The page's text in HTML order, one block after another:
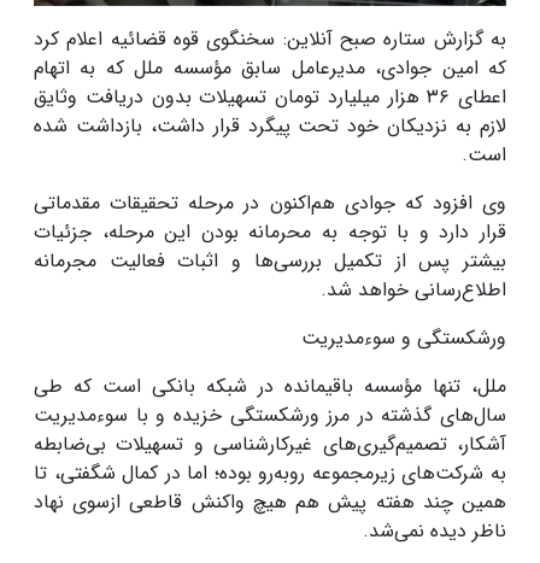
به گزارش ستاره صبح آنلاین: سخنگوی قوه قضائیه اعلام کرد
که امین جوادی، مدیرعامل سابق مؤسسه ملل که به اتهام
اعطای ۳۶ هزار میلیارد تومان تسهیلات بدون دریافت وثایق
لازم به نزدیکان خود تحت پیگرد قرار داشت، بازداشت شده
است.
وی افزود که جوادی هم‌اکنون در مرحله تحقیقات مقدماتی
قرار دارد و با توجه به محرمانه بودن این مرحله، جزئیات
بیشتر پس از تکمیل بررسی‌ها و اثبات فعالیت مجرمانه
اطلاع‌رسانی خواهد شد.
ورشکستگی و سوءمدیریت
ملل، تنها مؤسسه‌ باقیمانده در شبکه بانکی است که طی
سال‌های گذشته در مرز ورشکستگی خزیده و با سوءمدیریت
آشکار، تصمیم‌گیری‌های غیرکارشناسی و تسهیلات بی‌ضابطه
به شرکت‌های زیرمجموعه روبه‌رو بوده؛ اما در کمال شگفتی، تا
همین چند هفته پیش هم هیچ واکنش قاطعی ازسوی نهاد
ناظر دیده نمی‌شد.